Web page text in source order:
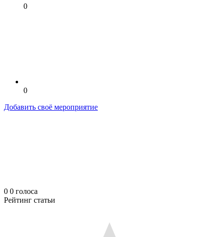
0
0
Добавить своё мероприятие
0 0 голоса
Рейтинг статьи